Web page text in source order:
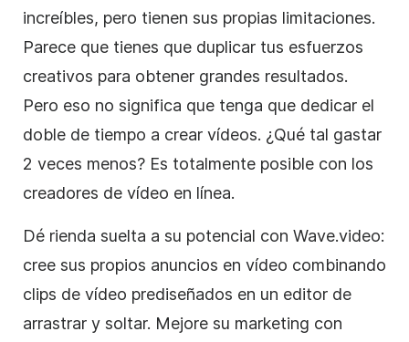
increíbles, pero tienen sus propias limitaciones.
Parece que tienes que duplicar tus esfuerzos
creativos para obtener grandes resultados.
Pero eso no significa que tenga que dedicar el
doble de tiempo a crear vídeos. ¿Qué tal gastar
2 veces menos? Es totalmente posible con los
creadores de vídeo en línea.
Dé rienda suelta a su potencial con Wave.video:
cree sus propios anuncios en vídeo combinando
clips de vídeo prediseñados en un editor de
arrastrar y soltar. Mejore su marketing con